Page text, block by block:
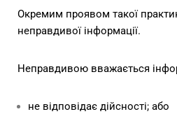
Окремим проявом такої
неправдивої інформації.
Неправдивою вважається
не відповідає дійсності; або